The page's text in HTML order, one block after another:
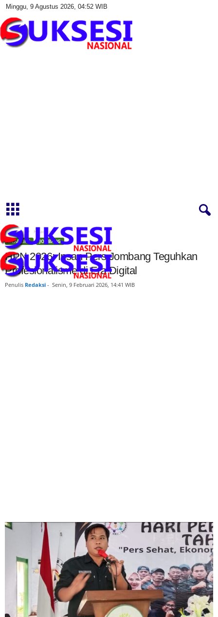
Minggu, 9 Agustus 2026, 04:52 WIB
Beranda Headline
HEADLINE JOMBANG
HPN 2026: Insan Pers Jombang Teguhkan
Profesionalisme di Era Digital
Penulis Redaksi - Senin, 9 Februari 2026, 14:41 WIB